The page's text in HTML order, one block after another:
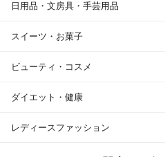
日用品・文房具・手芸用品
スイーツ・お菓子
ビューティ・コスメ
ダイエット・健康
レディースファッション